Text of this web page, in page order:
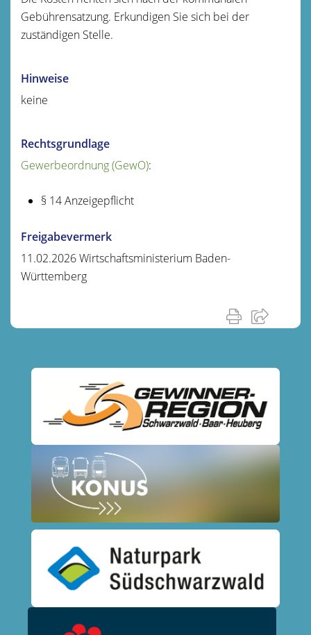
Gebührensatzung. Erkundigen Sie sich bei der
zuständigen Stelle.
Hinweise
keine
Rechtsgrundlage
Gewerbeordnung (GewO):
§ 14 Anzeigepflicht
Freigabevermerk
11.02.2026Wirtschaftsministerium Baden-
Württemberg